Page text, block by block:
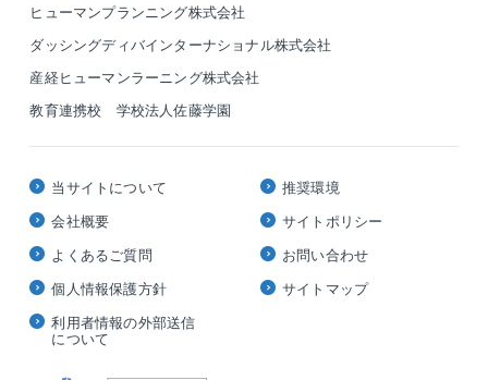
ヒューマンプランニング株式会社
ダッシングディバインターナショナル株式会社
産経ヒューマンラーニング株式会社
教育連携校 学校法人佐藤学園
当サイトについて
会社概要
よくあるご質問
個人情報保護方針
利用者情報の外部送信
について
推奨環境
サイトポリシー
お問い合わせ
サイトマップ